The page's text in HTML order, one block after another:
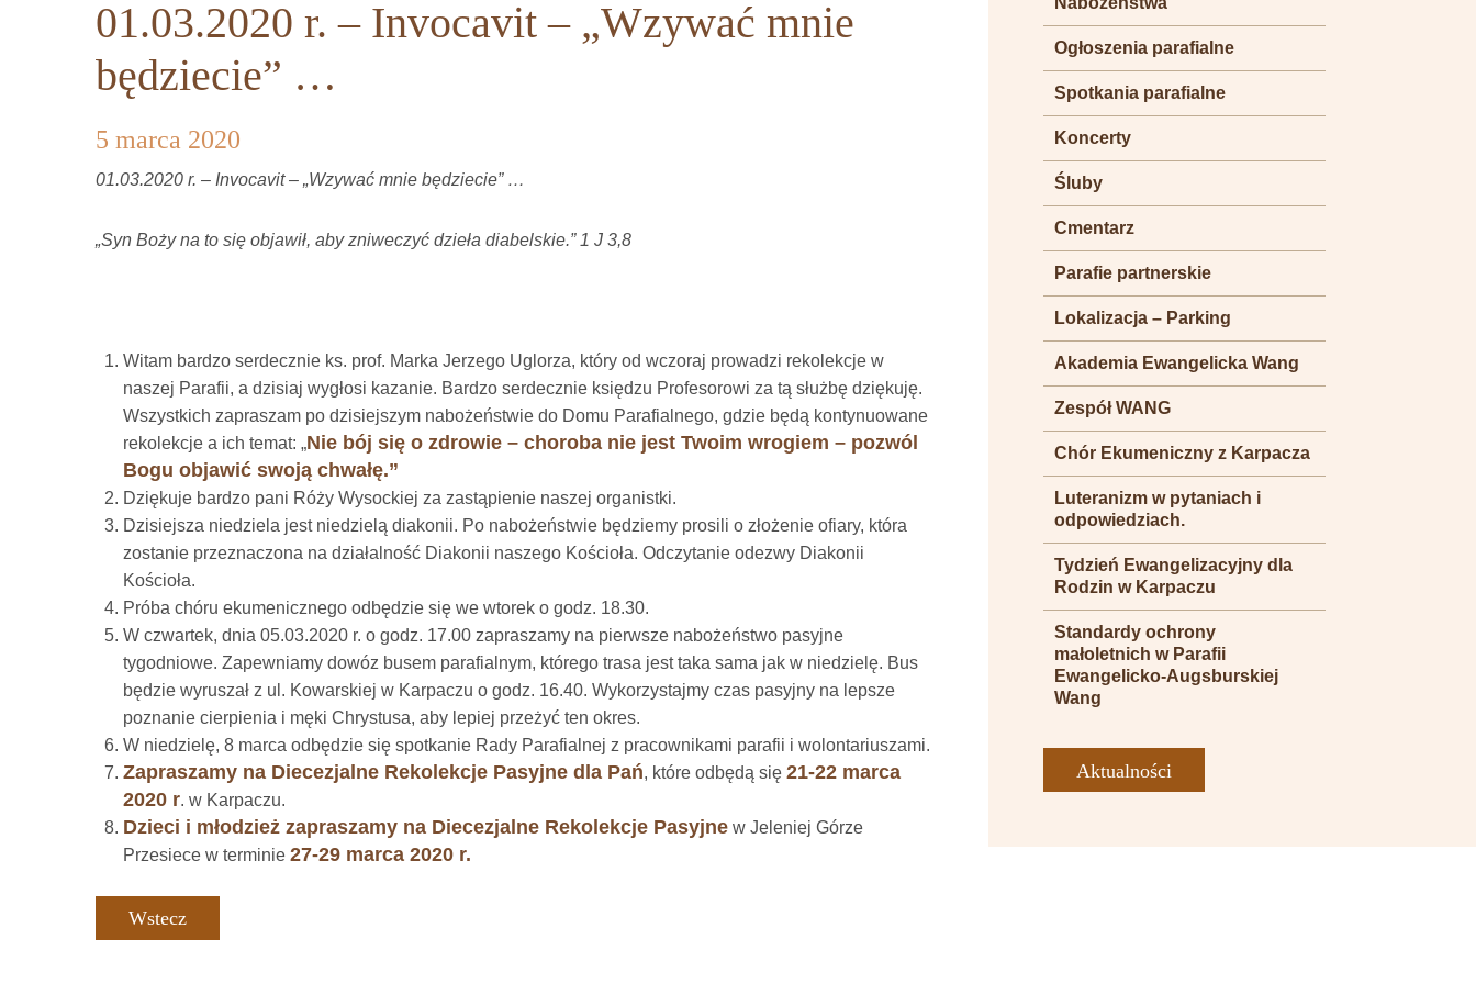
01.03.2020 r. – Invocavit – „Wzywać mnie
będziecie” …
5 marca 2020
01.03.2020 r. – Invocavit – „Wzywać mnie będziecie” …
„Syn Boży na to się objawił, aby zniweczyć dzieła diabelskie.” 1 J 3,8
Witam bardzo serdecznie ks. prof. Marka Jerzego Uglorza, który od wczoraj prowadzi rekolekcje w
naszej Parafii, a dzisiaj wygłosi kazanie. Bardzo serdecznie księdzu Profesorowi za tą służbę dziękuję.
Wszystkich zapraszam po dzisiejszym nabożeństwie do Domu Parafialnego, gdzie będą kontynuowane
rekolekcje a ich temat: „Nie bój się o zdrowie – choroba nie jest Twoim wrogiem – pozwól
Bogu objawić swoją chwałę.”
Dziękuje bardzo pani Róży Wysockiej za zastąpienie naszej organistki.
Dzisiejsza niedziela jest niedzielą diakonii. Po nabożeństwie będziemy prosili o złożenie ofiary, która
zostanie przeznaczona na działalność Diakonii naszego Kościoła. Odczytanie odezwy Diakonii
Kościoła.
Próba chóru ekumenicznego odbędzie się we wtorek o godz. 18.30.
W czwartek, dnia 05.03.2020 r. o godz. 17.00 zapraszamy na pierwsze nabożeństwo pasyjne
tygodniowe. Zapewniamy dowóz busem parafialnym, którego trasa jest taka sama jak w niedzielę. Bus
będzie wyruszał z ul. Kowarskiej w Karpaczu o godz. 16.40. Wykorzystajmy czas pasyjny na lepsze
poznanie cierpienia i męki Chrystusa, aby lepiej przeżyć ten okres.
W niedzielę, 8 marca odbędzie się spotkanie Rady Parafialnej z pracownikami parafii i wolontariuszami.
Zapraszamy na Diecezjalne Rekolekcje Pasyjne dla Pań, które odbędą się 21-22 marca
2020 r. w Karpaczu.
Dzieci i młodzież zapraszamy na Diecezjalne Rekolekcje Pasyjne w Jeleniej Górze
Przesiece w terminie 27-29 marca 2020 r.
Wstecz
Ogłoszenia parafialne
Spotkania parafialne
Koncerty
Śluby
Cmentarz
Parafie partnerskie
Lokalizacja – Parking
Akademia Ewangelicka Wang
Zespół WANG
Chór Ekumeniczny z Karpacza
Luteranizm w pytaniach i
odpowiedziach.
Tydzień Ewangelizacyjny dla
Rodzin w Karpaczu
Standardy ochrony
małoletnich w Parafii
Ewangelicko-Augsburskiej
Wang
Aktualności